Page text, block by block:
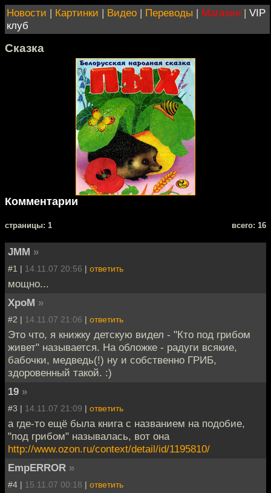
Новости | Картинки | Видео | Переводы | Магазин | VIP
клуб
Сказка
Комментарии
cтраницы: 1 всего: 16
JMM »
#1 | 14.11.07 20:56 | ответить
мощно...
XpoM »
#2 | 14.11.07 21:06 | ответить
Это что, я книжку детскую видел - "Кто под грибом
живет" называется. На обложке - радуги всякие,
бабочки, медведь(!) ну и собственно ГРИБ,
здоровенный такой. :)
19 »
#3 | 14.11.07 21:09 | ответить
а где-то ещё была книга с названием на подобие,
"под грибом" называлась, вот она
http://www.ozon.ru/context/detail/id/1195810/
EmpERROR »
#4 | 15.11.07 00:18 | ответить